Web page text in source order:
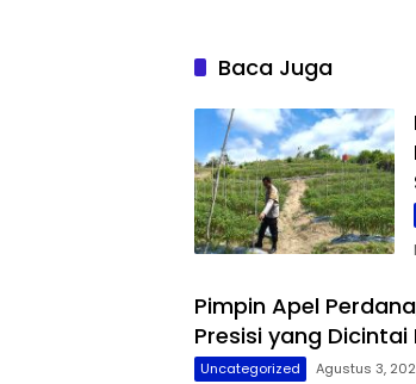
Baca Juga
Pimpin Apel
Presisi yang
Uncategorized Agustus 3,